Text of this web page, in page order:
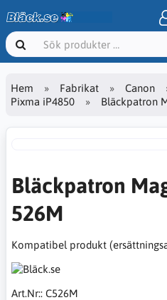
Hem Fabrikat Canon
Pixma iP4850
Bläckpatron
Bläckpatron
526M
Kompatibel produkt
Art.Nr:: C526M